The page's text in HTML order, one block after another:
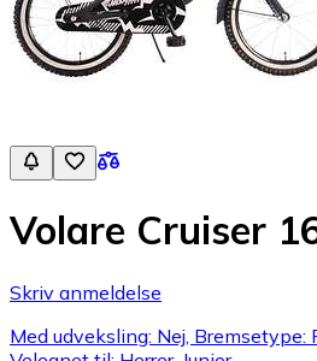
Volare Cruiser
Skriv anmeldelse
Med udveksling: Nej, Bremsetype: